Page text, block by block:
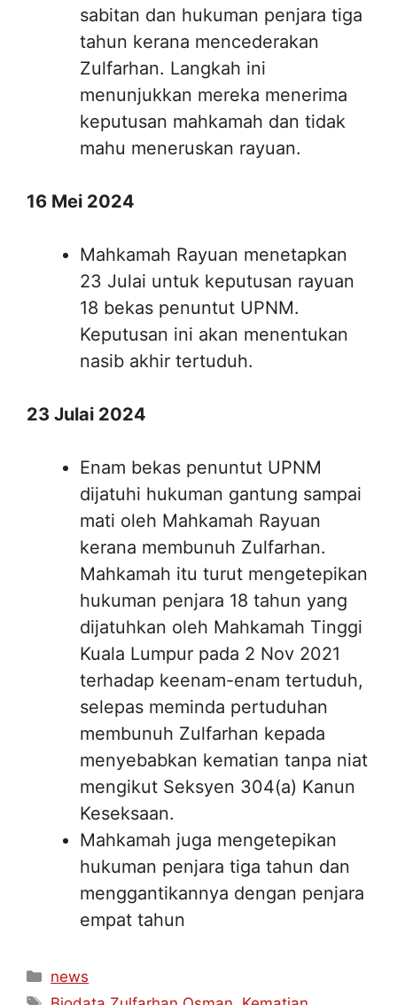
sabitan dan hukuman penjara tiga
tahun kerana mencederakan
Zulfarhan. Langkah ini
menunjukkan mereka menerima
keputusan mahkamah dan tidak
mahu meneruskan rayuan.
16 Mei 2024
Mahkamah Rayuan menetapkan
23 Julai untuk keputusan rayuan
18 bekas penuntut UPNM.
Keputusan ini akan menentukan
nasib akhir tertuduh.
23 Julai 2024
Enam bekas penuntut UPNM
dijatuhi hukuman gantung sampai
mati oleh Mahkamah Rayuan
kerana membunuh Zulfarhan.
Mahkamah itu turut mengetepikan
hukuman penjara 18 tahun yang
dijatuhkan oleh Mahkamah Tinggi
Kuala Lumpur pada 2 Nov 2021
terhadap keenam-enam tertuduh,
selepas meminda pertuduhan
membunuh Zulfarhan kepada
menyebabkan kematian tanpa niat
mengikut Seksyen 304(a) Kanun
Keseksaan.
Mahkamah juga mengetepikan
hukuman penjara tiga tahun dan
menggantikannya dengan penjara
empat tahun
Categories
news
Tags